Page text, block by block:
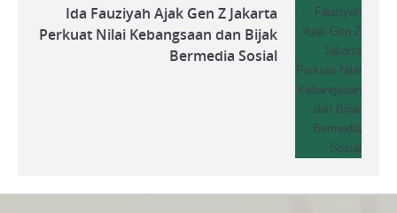
Ida Fauziyah Ajak Gen Z Jakarta
Perkuat Nilai Kebangsaan dan Bijak
Bermedia Sosial